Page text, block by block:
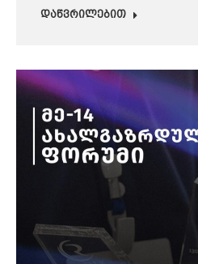
დაწვრილებით